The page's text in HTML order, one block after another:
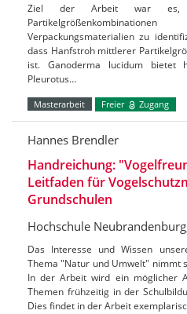
Ziel der Arbeit war es,
Verpackungsmaterialien zu
dass Hanfstroh mittlerer
ist. Ganoderma lucidum bietet
Pleurotus…
Masterarbeit Freier Zugang
Hannes Brendler
Handreichung:
Leitfaden für
Grundschulen
Hochschule
Das Interesse und Wissen
Thema "Natur und Umwelt" nimmt
In der Arbeit wird ein möglicher
Themen frühzeitig in der
Dies findet in der Arbeit